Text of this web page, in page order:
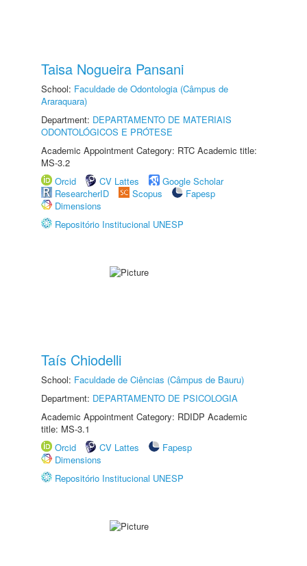
Taisa Nogueira Pansani
School: Faculdade de Odontologia (Câmpus de
Araraquara)
Department: DEPARTAMENTO DE MATERIAIS
ODONTOLÓGICOS E PRÓTESE
Academic Appointment Category: RTC Academic title:
MS-3.2
Orcid
CV Lattes
Google Scholar
ResearcherID
Scopus
Fapesp
Dimensions
Repositório Institucional UNESP
Taís Chiodelli
School: Faculdade de Ciências (Câmpus de Bauru)
Department: DEPARTAMENTO DE PSICOLOGIA
Academic Appointment Category: RDIDP Academic
title: MS-3.1
Orcid
CV Lattes
Fapesp
Dimensions
Repositório Institucional UNESP